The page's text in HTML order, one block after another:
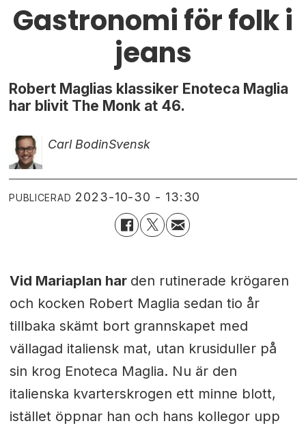
Gastronomi för folk i
jeans
Robert Maglias klassiker Enoteca Maglia
har blivit The Monk at 46.
Carl BodinSvensk
PUBLICERAD 2023-10-30 - 13:30
Vid Mariaplan har den rutinerade krögaren
och kocken Robert Maglia sedan tio år
tillbaka skämt bort grannskapet med
vällagad italiensk mat, utan krusiduller på
sin krog Enoteca Maglia. Nu är den
italienska kvarterskrogen ett minne blott,
istället öppnar han och hans kollegor upp